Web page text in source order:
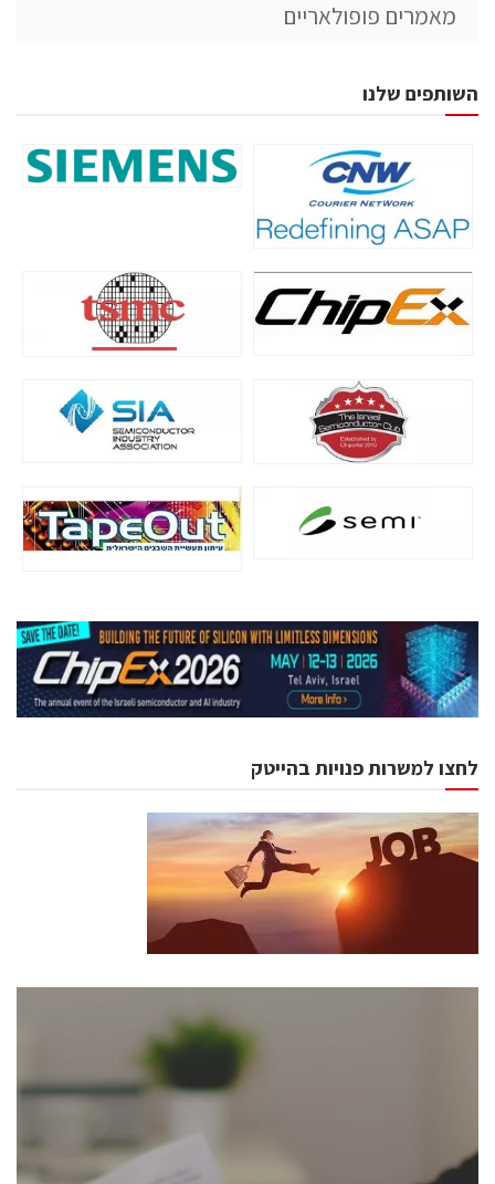
מאמרים פופולאריים
השותפים שלנו
לחצו למשרות פנויות בהייטק
כנסים ואירועים
לכל העוסקים בתעשיית הסמיקונדקטור כולל מהנדסים,